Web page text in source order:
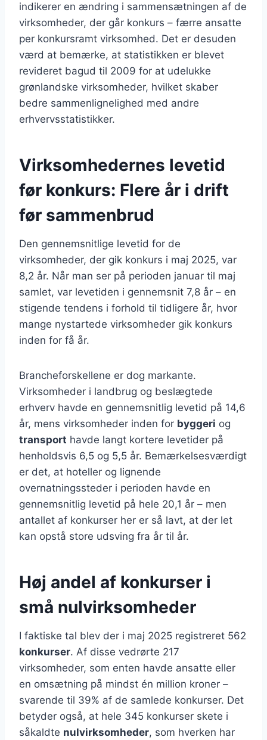
indikerer en ændring i sammensætningen af de
virksomheder, der går konkurs – færre ansatte
per konkursramt virksomhed. Det er desuden
værd at bemærke, at statistikken er blevet
revideret bagud til 2009 for at udelukke
grønlandske virksomheder, hvilket skaber
bedre sammenlignelighed med andre
erhvervsstatistikker.
Virksomhedernes levetid
før konkurs: Flere år i drift
før sammenbrud
Den gennemsnitlige levetid for de
virksomheder, der gik konkurs i maj 2025, var
8,2 år. Når man ser på perioden januar til maj
samlet, var levetiden i gennemsnit 7,8 år – en
stigende tendens i forhold til tidligere år, hvor
mange nystartede virksomheder gik konkurs
inden for få år.
Brancheforskellene er dog markante.
Virksomheder i landbrug og beslægtede
erhverv havde en gennemsnitlig levetid på 14,6
år, mens virksomheder inden for byggeri og
transport havde langt kortere levetider på
henholdsvis 6,5 og 5,5 år. Bemærkelsesværdigt
er det, at hoteller og lignende
overnatningssteder i perioden havde en
gennemsnitlig levetid på hele 20,1 år – men
antallet af konkurser her er så lavt, at der let
kan opstå store udsving fra år til år.
Høj andel af konkurser i
små nulvirksomheder
I faktiske tal blev der i maj 2025 registreret 562
konkurser. Af disse vedrørte 217
virksomheder, som enten havde ansatte eller
en omsætning på mindst én million kroner –
svarende til 39% af de samlede konkurser. Det
betyder også, at hele 345 konkurser skete i
såkaldte nulvirksomheder, som hverken har